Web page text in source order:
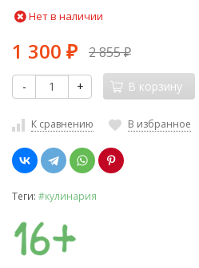
Нет в наличии
1 300 ₽ 2 855₽
- + В корзину
К сравнению В избранное
Теги: #кулинария